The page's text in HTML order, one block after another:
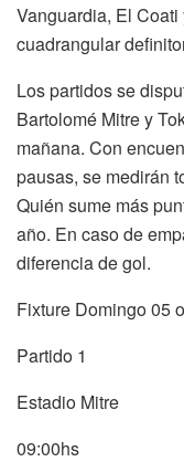
Vanguardia, El
cuadrangular
Los partidos se
Bartolomé Mitre y
mañana. Con
pausas, se medirán
Quién sume más
año. En caso de
diferencia de gol.
Fixture Domingo 05
Partido 1
Estadio Mitre
09:00hs